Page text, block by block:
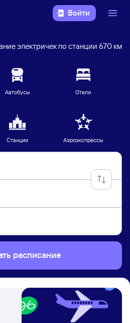
Войти
электричек по станции 670 км
Автобусы Отели
Станции Аэроэкспрессы
расписание